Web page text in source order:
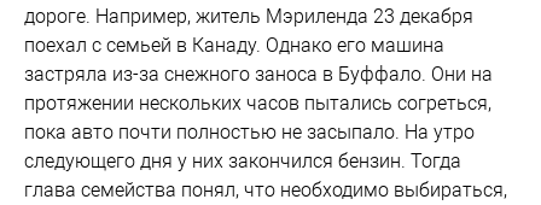
дороге. Например, житель Мэриленда 23 декабря
поехал с семьей в Канаду. Однако его машина
застряла из-за снежного заноса в Буффало. Они на
протяжении нескольких часов пытались согреться,
пока авто почти полностью не засыпало. На утро
следующего дня у них закончился бензин. Тогда
глава семейства понял, что необходимо выбираться,